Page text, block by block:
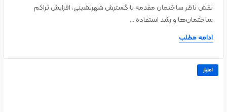
نقش ناظر ساختمان مقدمه با گسترش شهرنشینی، افزایش تراکم
ساختمان‌ها و رشد استفاده ...
ادامه مطلب
امتیاز